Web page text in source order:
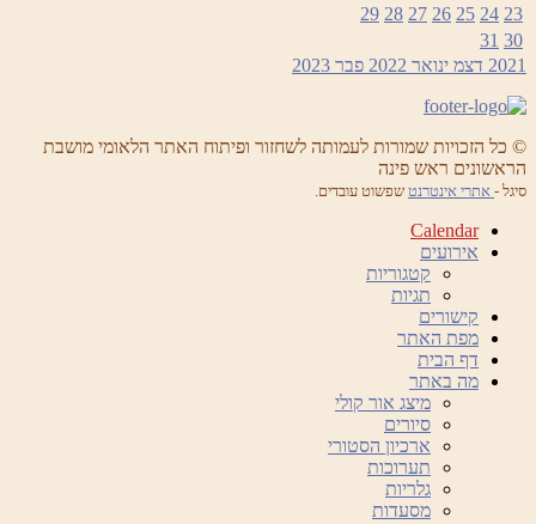
23
24
25
26
27
28
29
30
31
2021 דצמ ינואר 2022 פבר 2023
© כל הזכויות שמורות לעמותה לשחזור ופיתוח האתר הלאומי מושבת
הראשונים ראש פינה
סיגל - אתרי אינטרנט שפשוט עובדים.
Calendar
אירועים
קטגוריות
תגיות
קישורים
מפת האתר
דף הבית
מה באתר
מיצג אור קולי
סיורים
ארכיון הסטורי
תערוכות
גלריות
מסעדות